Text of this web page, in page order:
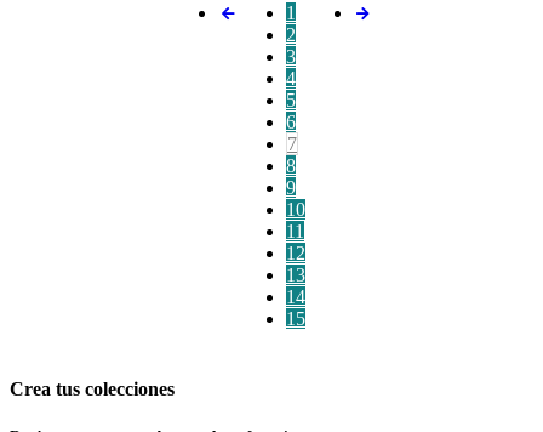
1
2
3
4
5
6
7
8
9
10
11
12
13
14
15
Crea tus colecciones